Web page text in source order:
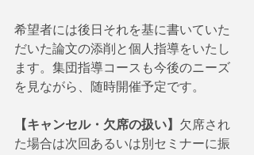
希望者には後日それを基に書いていた
だいた論文の添削と個人指導をいたし
ます。集団指導コースも今後のニーズ
を見ながら、随時開催予定です。
【キャンセル・欠席の扱い】 欠席され
た場合は次回あるいは別セミナーに振